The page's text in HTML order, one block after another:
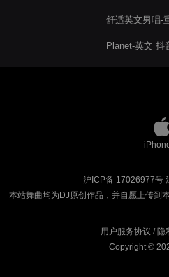
舒适英文男唱-
Planet-英文 抖
沪ICP备 17026977号
本站舞曲均为DJ原创作品，并自愿上传到
用户服务协议 / 隐
Copyright ©